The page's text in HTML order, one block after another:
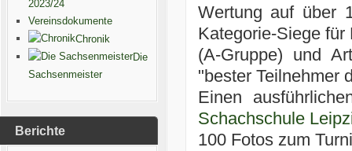
2023/24
Vereinsdokumente
Chronik
Die
Sachsenmeister
Berichte
Wertung auf über
Kategorie-Siege
(A-Gruppe) und
"bester Teilnehmer
Einen
Schachschule
100 Fotos zum